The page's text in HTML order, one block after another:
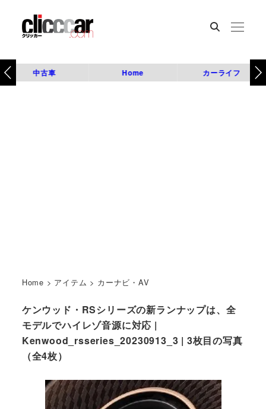
中古車 Home カーライフ
Home > アイテム > カーナビ・AV
ケンウッド・RSシリーズの新ランナップは、全
モデルでハイレゾ音源に対応 |
Kenwood_rsseries_20230913_3 | 3枚目の写真
（全4枚）